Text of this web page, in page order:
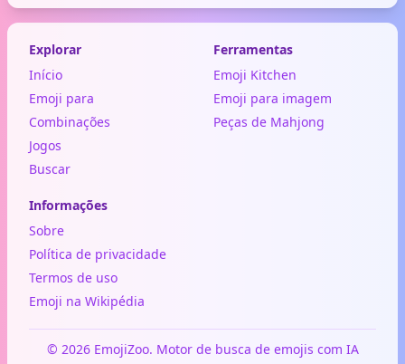
Explorar
Início
Emoji para
Combinações
Jogos
Buscar
Ferramentas
Emoji Kitchen
Emoji para imagem
Peças de Mahjong
Informações
Sobre
Política de privacidade
Termos de uso
Emoji na Wikipédia
© 2026 EmojiZoo. Motor de busca de emojis com IA